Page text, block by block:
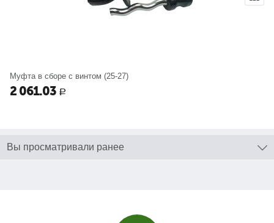
Муфта в сборе с винтом (25-27)
2 061.03 Р
Вы просматривали ранее